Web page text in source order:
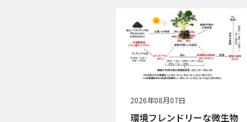
公
開
2026年08月07日
環境フレンドリーな微生物